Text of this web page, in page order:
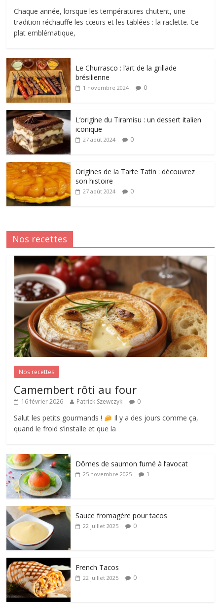
Chaque année, lorsque les températures chutent, une
tradition réchauffe les cœurs et les tablées : la raclette. Ce
plat emblématique,
Le Churrasco : l’art de la grillade
brésilienne
1 novembre 2024 0
L’origine du Tiramisu : un dessert italien
iconique
27 août 2024 0
Origines de la Tarte Tatin : découvrez
son histoire
27 août 2024 0
Nos recettes
Nos recettes
Camembert rôti au four
16 février 2026 Patrick Szewczyk 0
Salut les petits gourmands !
Il y a des jours comme ça,
quand le froid s’installe et que la
Dômes de saumon fumé à l’avocat
25 novembre 2025 1
Sauce fromagère pour tacos
22 juillet 2025 0
French Tacos
22 juillet 2025 0